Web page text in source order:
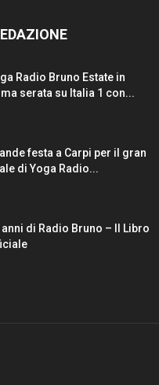
Radio Bruno Estate in
serata su Italia 1 con...
festa a Carpi per il gran
di Yoga Radio...
anni di Radio Bruno – Il Libro